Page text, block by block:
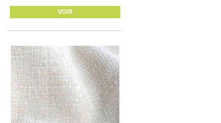
VOIR